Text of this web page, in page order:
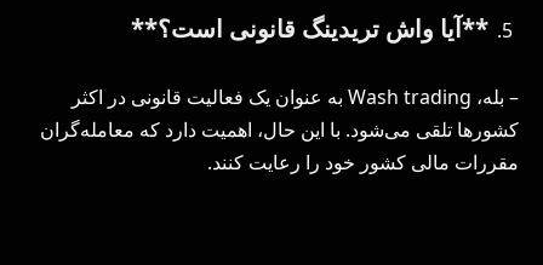
**آیا واش تریدینگ قانونی است؟**
– بله، Wash trading به عنوان یک فعالیت قانونی در اکثر
کشورها تلقی می‌شود. با این حال، اهمیت دارد که معامله‌گران
مقررات مالی کشور خود را رعایت کنند.